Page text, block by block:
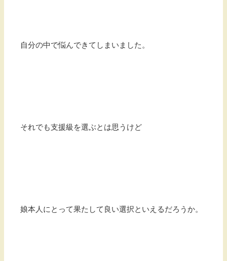
自分の中で悩んできてしまいました。
それでも支援級を選ぶとは思うけど
娘本人にとって果たして良い選択といえるだろうか。